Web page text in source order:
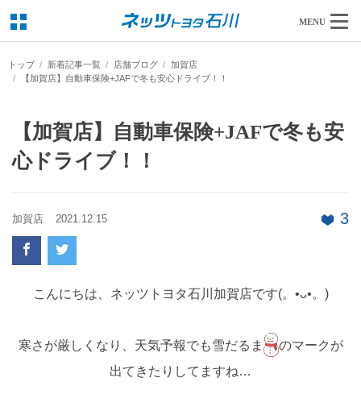
MENU
トップ 新着記事一覧 店舗ブログ
加賀店
【加賀店】自動車保険+JAFで冬も安心ドライブ！！
【加賀店】自動車保険+JAFで冬も安
心ドライブ！！
加賀店 2021.12.15 3
こんにちは、ネッツトヨタ石川加賀店です(。•ᴗ•。)
寒さが厳しくなり、天気予報でも雪だるま
のマークが
出てきたりしてますね…